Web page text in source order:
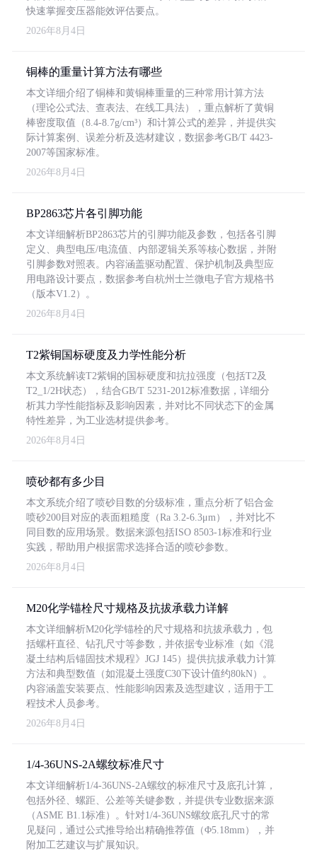
快速掌握变压器能效评估要点。
2026年8月4日
铜棒的重量计算方法有哪些
本文详细介绍了铜棒和黄铜棒重量的三种常用计算方法
（理论公式法、查表法、在线工具法），重点解析了黄铜
棒密度取值（8.4-8.7g/cm³）和计算公式的差异，并提供实
际计算案例、误差分析及选材建议，数据参考GB/T 4423-
2007等国家标准。
2026年8月4日
BP2863芯片各引脚功能
本文详细解析BP2863芯片的引脚功能及参数，包括各引脚
定义、典型电压/电流值、内部逻辑关系等核心数据，并附
引脚参数对照表。内容涵盖驱动配置、保护机制及典型应
用电路设计要点，数据参考自杭州士兰微电子官方规格书
（版本V1.2）。
2026年8月4日
T2紫铜国标硬度及力学性能分析
本文系统解读T2紫铜的国标硬度和抗拉强度（包括T2及
T2_1/2H状态），结合GB/T 5231-2012标准数据，详细分
析其力学性能指标及影响因素，并对比不同状态下的金属
特性差异，为工业选材提供参考。
2026年8月4日
喷砂都有多少目
本文系统介绍了喷砂目数的分级标准，重点分析了铝合金
喷砂200目对应的表面粗糙度（Ra 3.2-6.3μm），并对比不
同目数的应用场景。数据来源包括ISO 8503-1标准和行业
实践，帮助用户根据需求选择合适的喷砂参数。
2026年8月4日
M20化学锚栓尺寸规格及抗拔承载力详解
本文详细解析M20化学锚栓的尺寸规格和抗拔承载力，包
括螺杆直径、钻孔尺寸等参数，并依据专业标准（如《混
凝土结构后锚固技术规程》JGJ 145）提供抗拔承载力计算
方法和典型数值（如混凝土强度C30下设计值约80kN）。
内容涵盖安装要点、性能影响因素及选型建议，适用于工
程技术人员参考。
2026年8月4日
1/4-36UNS-2A螺纹标准尺寸
本文详细解析1/4-36UNS-2A螺纹的标准尺寸及底孔计算，
包括外径、螺距、公差等关键参数，并提供专业数据来源
（ASME B1.1标准）。针对1/4-36UNS螺纹底孔尺寸的常
见疑问，通过公式推导给出精确推荐值（Φ5.18mm），并
附加工艺建议与扩展知识。